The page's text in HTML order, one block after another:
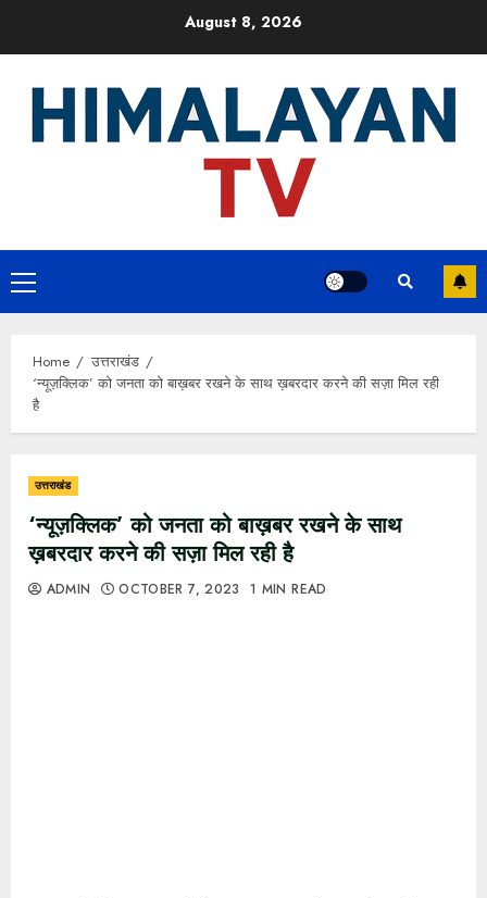
August 8, 2026
Primary
Menu
Home
उत्तराखंड
‘न्यूज़क्लिक’ को जनता को बाख़बर रखने के साथ ख़बरदार करने की सज़ा मिल रही
है
उत्तराखंड
‘न्यूज़क्लिक’ को जनता को बाख़बर रखने के साथ
ख़बरदार करने की सज़ा मिल रही है
ADMIN OCTOBER 7, 2023 1 MIN READ